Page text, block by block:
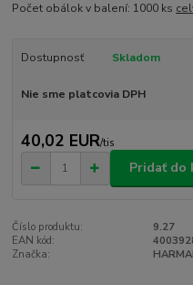
Počet obálok v balení: 1000 ks
Dostupnosť Skladom
Nie sme platcovia DPH
40,02 EUR/tis
Pridať do
Číslo produktu:
9.27
EAN kód:
Značka: